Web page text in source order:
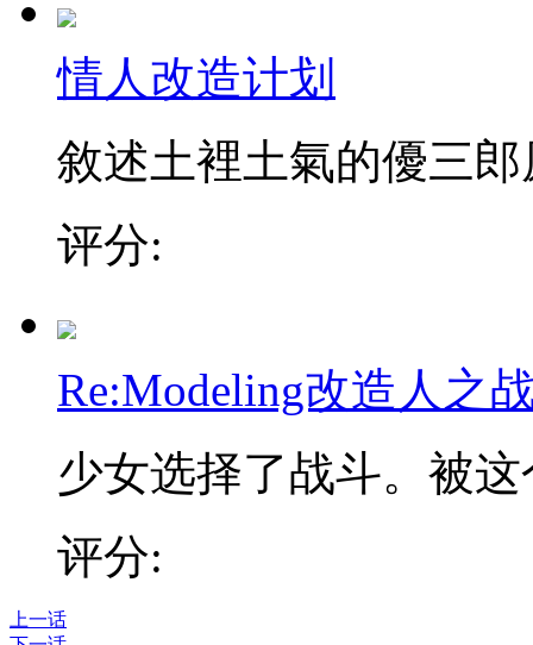
情人改造计划
敘述土裡土氣的優三
评分:
Re:Modeling改造人之
少女选择了战斗。被
评分:
上一话